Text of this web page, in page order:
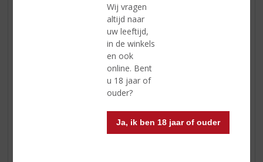
Wij vragen
altijd naar
uw leeftijd,
in de winkels
en ook
online. Bent
u 18 jaar of
ouder?
Ja, ik ben 18 jaar of ouder
Samen rond de tafel zitten en een bordspel spelen is
een geweldige manier om de avond door te brengen.
Spellen zoals Monopoly, Catan, of zelfs een
eenvoudig kaartspel kunnen zorgen voor uren
Test de kennis van uw familie en vrienden met een
kerstquiz (Kahoot). Het kan gaan over kersttradities,
films, muziek en meer. Het is een leuke manier om
samen te lachen en iets nieuws te leren.